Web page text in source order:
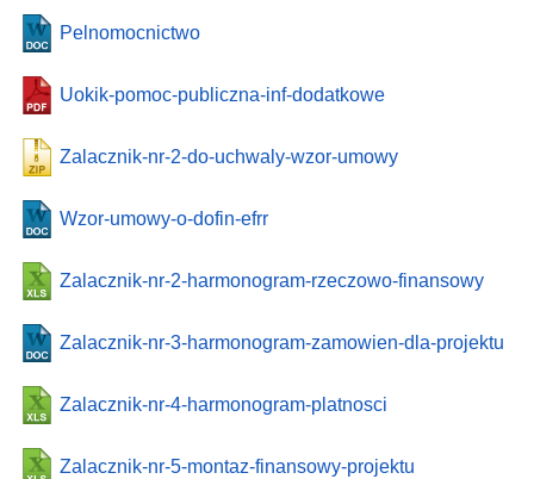
Pelnomocnictwo
Uokik-pomoc-publiczna-inf-dodatkowe
Zalacznik-nr-2-do-uchwaly-wzor-umowy
Wzor-umowy-o-dofin-efrr
Zalacznik-nr-2-harmonogram-rzeczowo-finansowy
Zalacznik-nr-3-harmonogram-zamowien-dla-projektu
Zalacznik-nr-4-harmonogram-platnosci
Zalacznik-nr-5-montaz-finansowy-projektu